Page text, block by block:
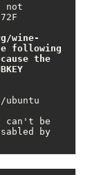
not
wine-
following
the
can't be
by